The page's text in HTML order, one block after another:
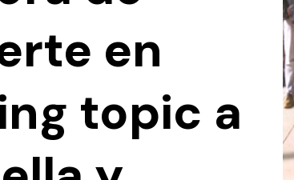
en
topic a